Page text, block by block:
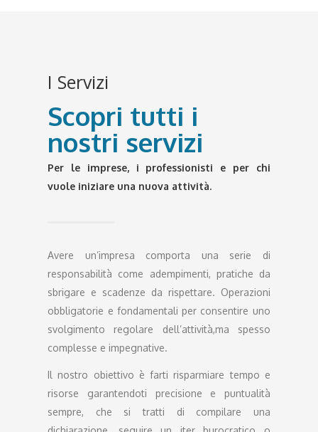
I Servizi
Scopri tutti i
nostri servizi
Per le imprese, i professionisti e per chi
vuole iniziare una nuova attività.
Avere un’impresa comporta una serie di
responsabilità come adempimenti, pratiche da
sbrigare e scadenze da rispettare. Operazioni
obbligatorie e fondamentali per consentire uno
svolgimento regolare dell’attività,ma spesso
complesse e impegnative.
Il nostro obiettivo è farti risparmiare tempo e
risorse garantendoti precisione e puntualità
sempre, che si tratti di compilare una